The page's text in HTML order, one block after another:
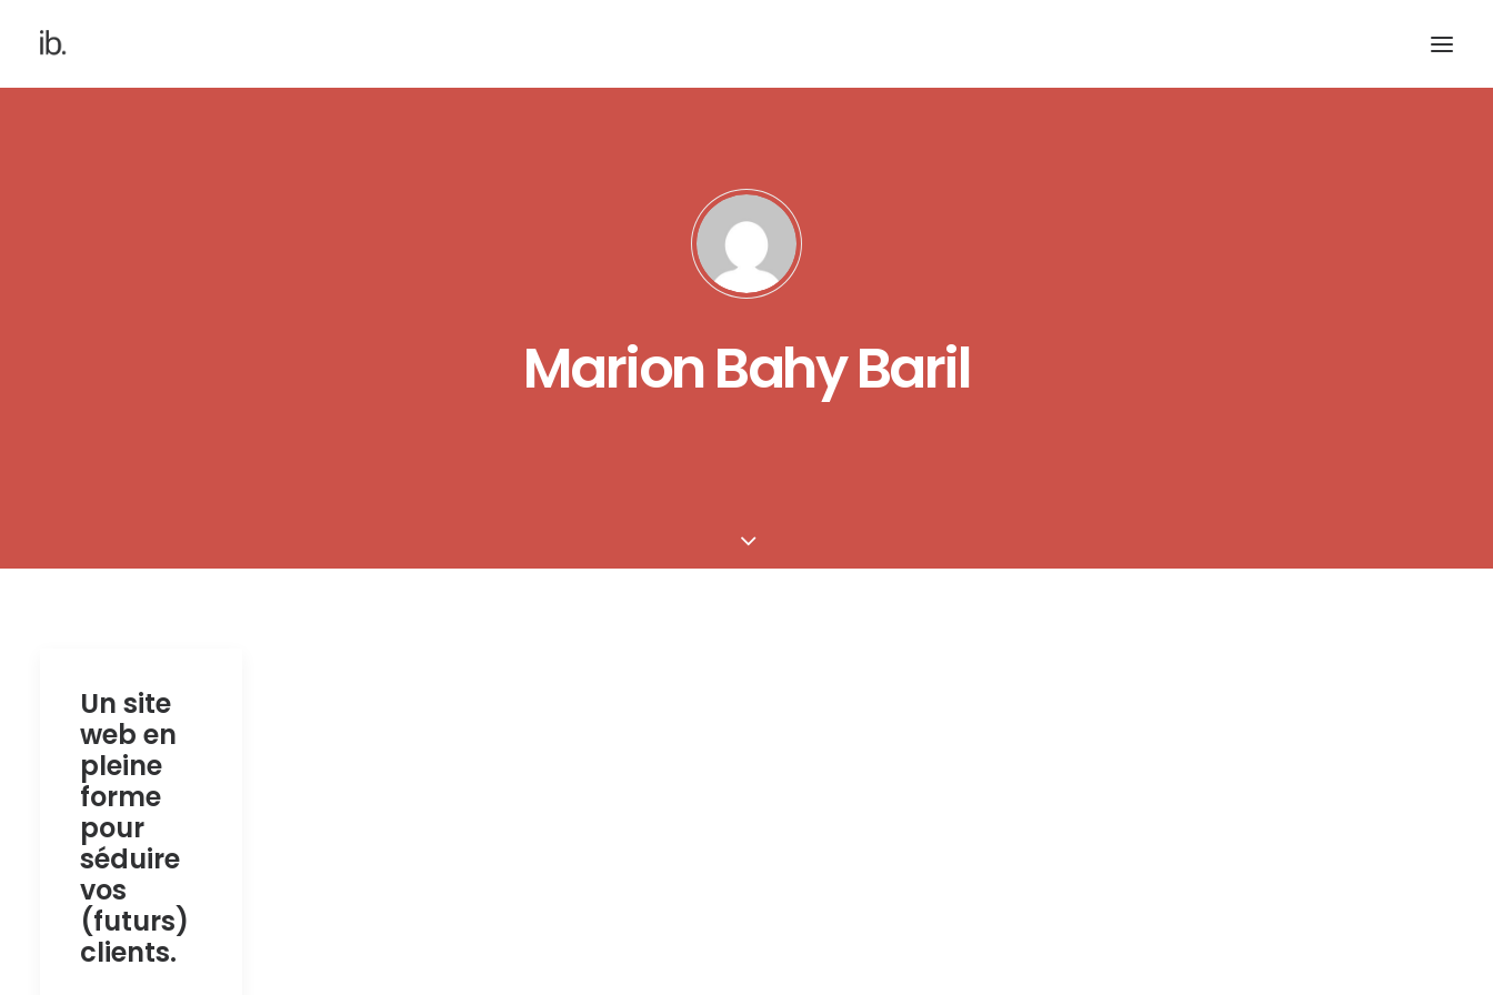
Marion Bahy Baril
Un site
web en
pleine
forme
pour
séduire
vos
(futurs)
clients.